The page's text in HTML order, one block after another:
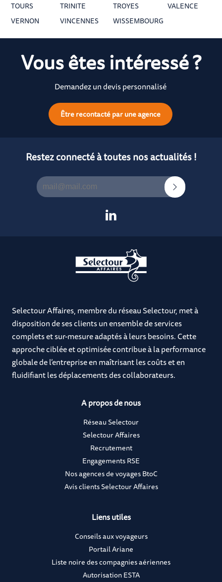
TOURS
TRINITE TROYES
VALENCE
VERNON
VINCENNES WISSEMBOURG
Vous êtes intéressé ?
Demandez un devis personnalisé
Être recontacté par une agence
Restez connecté à toutes nos actualités !
Selectour Affaires, membre du réseau Selectour, met à
disposition de ses clients un ensemble de services
complets et sur-mesure adaptés à leurs besoins. Cette
approche ciblée et optimisée contribue à la performance
globale de l’entreprise en maîtrisant les coûts et en
fluidifiant les déplacements des collaborateurs.
A propos de nous
Réseau Selectour
Selectour Affaires
Recrutement
Engagements RSE
Nos agences de voyages BtoC
Avis clients Selectour Affaires
Liens utiles
Conseils aux voyageurs
Portail Ariane
Liste noire des compagnies aériennes
Autorisation ESTA